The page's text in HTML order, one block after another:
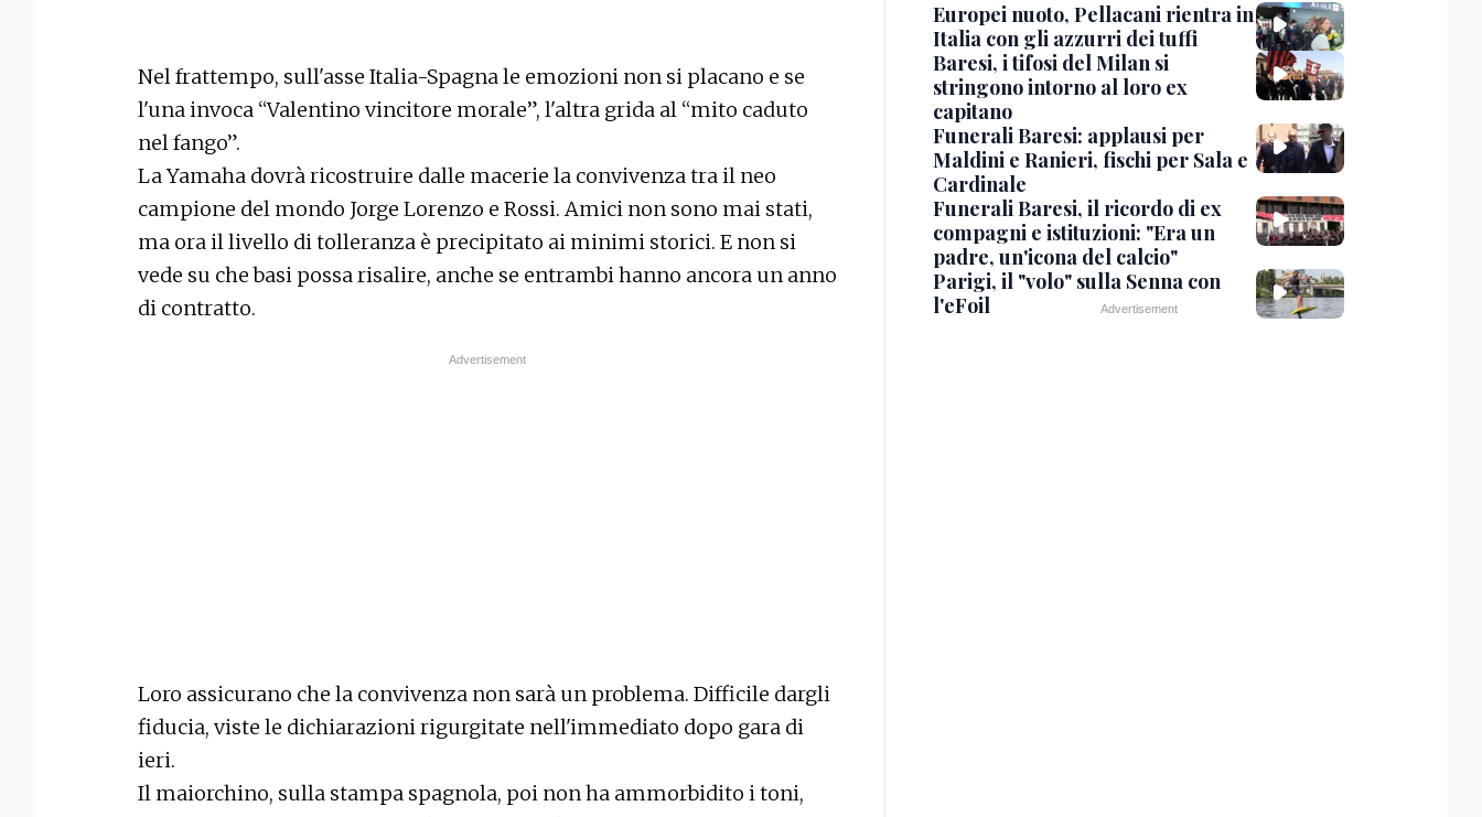
Nel frattempo, sull'asse Italia-Spagna le emozioni non si placano e se
l'una invoca “Valentino vincitore morale”, l'altra grida al “mito caduto
nel fango”.
La Yamaha dovrà ricostruire dalle macerie la convivenza tra il neo
campione del mondo Jorge Lorenzo e Rossi. Amici non sono mai stati,
ma ora il livello di tolleranza è precipitato ai minimi storici. E non si
vede su che basi possa risalire, anche se entrambi hanno ancora un anno
di contratto.
Loro assicurano che la convivenza non sarà un problema. Difficile dargli
fiducia, viste le dichiarazioni rigurgitate nell'immediato dopo gara di
ieri.
Il maiorchino, sulla stampa spagnola, poi non ha ammorbidito i toni,
Europei nuoto, Pellacani rientra in
Italia con gli azzurri dei tuffi
Baresi, i tifosi del Milan si
stringono intorno al loro ex
capitano
Funerali Baresi: applausi per
Maldini e Ranieri, fischi per Sala e
Cardinale
Funerali Baresi, il ricordo di ex
compagni e istituzioni: "Era un
padre, un'icona del calcio"
Parigi, il "volo" sulla Senna con
l'eFoil